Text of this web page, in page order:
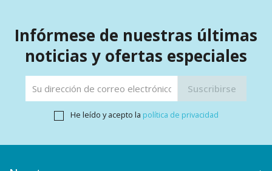
Infórmese de nuestras últimas
noticias y ofertas especiales
He leído y acepto la política de privacidad